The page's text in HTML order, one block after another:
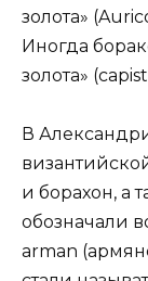
золота»
Иногда
золота»
В
и борахон, а
обозначали
arman